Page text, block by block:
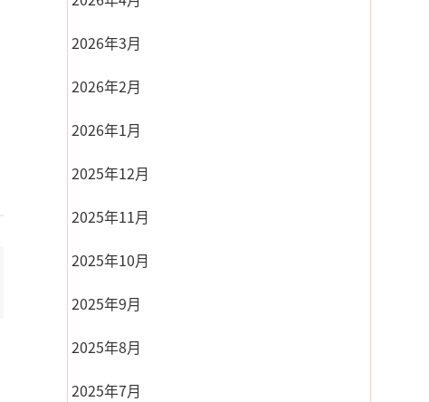
2026年3月
2026年2月
2026年1月
2025年12月
2025年11月
2025年10月
2025年9月
2025年8月
2025年7月